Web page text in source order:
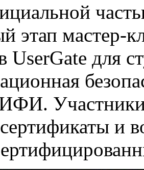
этап мастер-
UserGate для
Участники
и